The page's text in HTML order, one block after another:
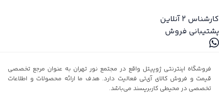
کارشناس 2
آنلاین
پشتیبانی فروش
فروشگاه اینترنتی ژوپیتل واقع در مجتمع نور تهران به عنوان مرجع تخصصی
قیمت و فروش کالای آی‌تی فعالیت دارد. هدف ما ارائه محصولات و اطلاعات
تخصصی در محیطی کاربرپسند می‌باشد.